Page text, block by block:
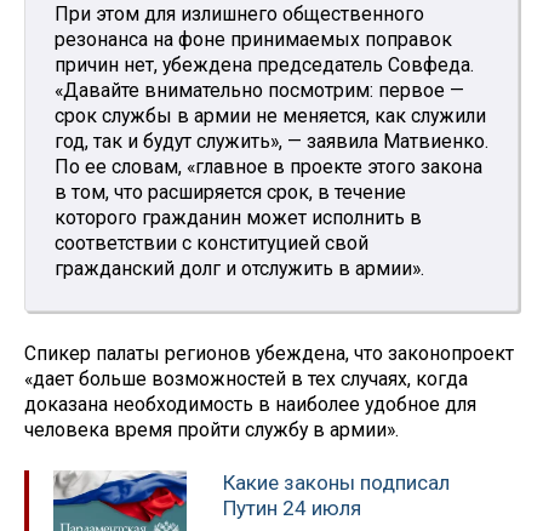
При этом для излишнего общественного
резонанса на фоне принимаемых поправок
причин нет, убеждена председатель Совфеда.
«Давайте внимательно посмотрим: первое —
срок службы в армии не меняется, как служили
год, так и будут служить», — заявила Матвиенко.
По ее словам, «главное в проекте этого закона
в том, что расширяется срок, в течение
которого гражданин может исполнить в
соответствии с конституцией свой
гражданский долг и отслужить в армии».
Спикер палаты регионов убеждена, что законопроект
«дает больше возможностей в тех случаях, когда
доказана необходимость в наиболее удобное для
человека время пройти службу в армии».
Какие законы подписал
Путин 24 июля